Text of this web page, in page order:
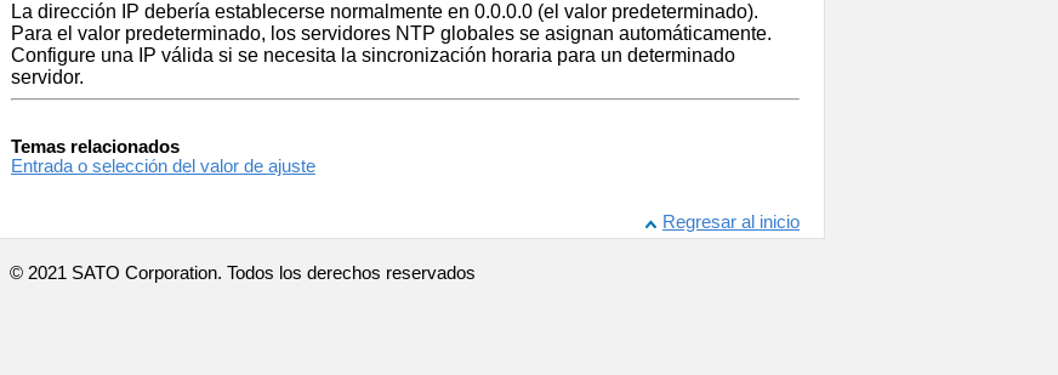
La dirección IP debería establecerse normalmente en 0.0.0.0 (el valor predeterminado).
Para el valor predeterminado, los servidores NTP globales se asignan automáticamente.
Configure una IP válida si se necesita la sincronización horaria para un determinado
servidor.
Temas relacionados
Entrada o selección del valor de ajuste
Regresar al inicio
© 2021 SATO Corporation. Todos los derechos reservados